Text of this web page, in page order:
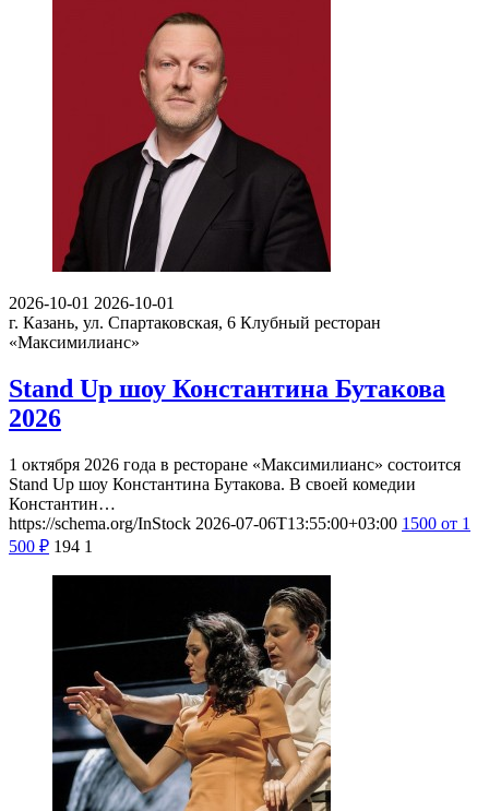
2026-10-01 2026-10-01
г. Казань, ул. Спартаковская, 6 Клубный ресторан
«Максимилианс»
Stand Up шоу Константина Бутакова
2026
1 октября 2026 года в ресторане «Максимилианс» состоится
Stand Up шоу Константина Бутакова. В своей комедии
Константин…
https://schema.org/InStock 2026-07-06T13:55:00+03:00 1500 от 1
500 ₽ 194 1